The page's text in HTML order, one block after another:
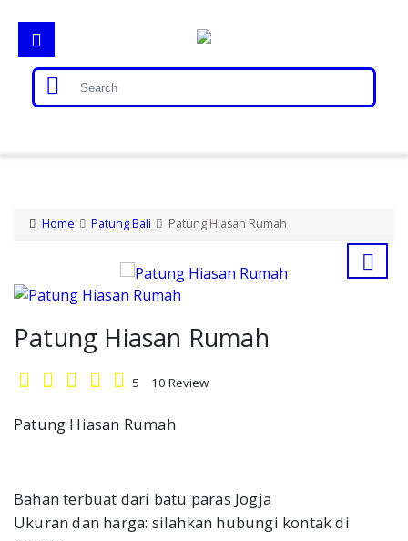
Gorong Gorong
Loster
Blog
Home Patung Bali Patung Hiasan Rumah
Patung Hiasan Rumah
5 10 Review
Patung Hiasan Rumah
Bahan terbuat dari batu paras Jogja
Ukuran dan harga: silahkan hubungi kontak di